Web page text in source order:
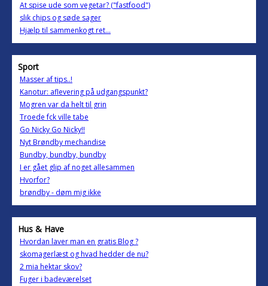
At spise ude som vegetar? ("fastfood")
slik chips og søde sager
Hjælp til sammenkogt ret...
Sport
Masser af tips..!
Kanotur: aflevering på udgangspunkt?
Mogren var da helt til grin
Troede fck ville tabe
Go Nicky Go Nicky!!
Nyt Brøndby mechandise
Bundby, bundby, bundby
I er gået glip af noget allesammen
Hvorfor?
brøndby - døm mig ikke
Hus & Have
Hvordan laver man en gratis Blog ?
skomagerlæst og hvad hedder de nu?
2 mia hektar skov?
Fuger i badeværelset